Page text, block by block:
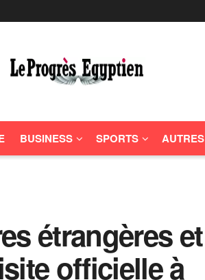
BUSINESS SPORTS AUTRES
étrangères et
officielle à